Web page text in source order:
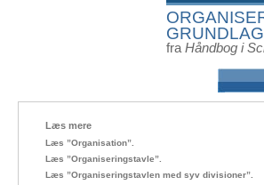
GRUNDLAG
fra Håndbog i
Læs mere
Læs ”Organisation”.
Læs ”Organiseringstavle”.
Læs ”Organiseringstavlen med syv divisioner”.